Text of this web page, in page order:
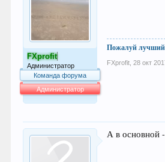
FXprofit
Администратор
Команда форума
Администратор
Пожалуй
FXprofit 28 окт
А в основной